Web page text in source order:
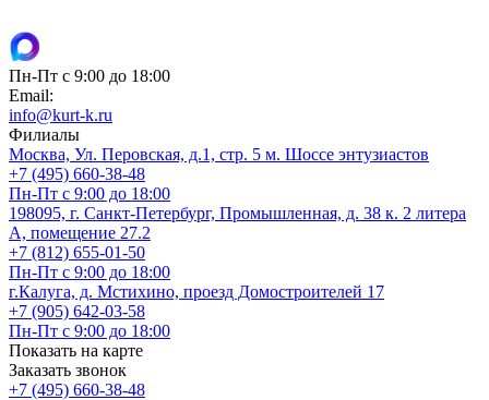
Пн-Пт с 9:00 до 18:00
Email:
info@kurt-k.ru
Филиалы
Москва, Ул. Перовская, д.1, стр. 5 м. Шоссе энтузиастов
+7 (495) 660-38-48
Пн-Пт с 9:00 до 18:00
198095, г. Санкт-Петербург, Промышленная, д. 38 к. 2 литера
А, помещение 27.2
+7 (812) 655-01-50
Пн-Пт с 9:00 до 18:00
г.Калуга, д. Мстихино, проезд Домостроителей 17
+7 (905) 642-03-58
Пн-Пт с 9:00 до 18:00
Показать на карте
Заказать звонок
+7 (495) 660-38-48